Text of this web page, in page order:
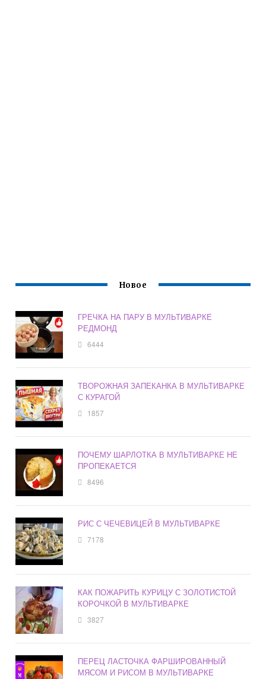
Новое
ГРЕЧКА НА ПАРУ В МУЛЬТИВАРКЕ
РЕДМОНД
6444
ТВОРОЖНАЯ ЗАПЕКАНКА В МУЛЬТИВАРКЕ
С КУРАГОЙ
1857
ПОЧЕМУ ШАРЛОТКА В МУЛЬТИВАРКЕ НЕ
ПРОПЕКАЕТСЯ
8496
РИС С ЧЕЧЕВИЦЕЙ В МУЛЬТИВАРКЕ
7178
КАК ПОЖАРИТЬ КУРИЦУ С ЗОЛОТИСТОЙ
КОРОЧКОЙ В МУЛЬТИВАРКЕ
3827
ПЕРЕЦ ЛАСТОЧКА ФАРШИРОВАННЫЙ
МЯСОМ И РИСОМ В МУЛЬТИВАРКЕ